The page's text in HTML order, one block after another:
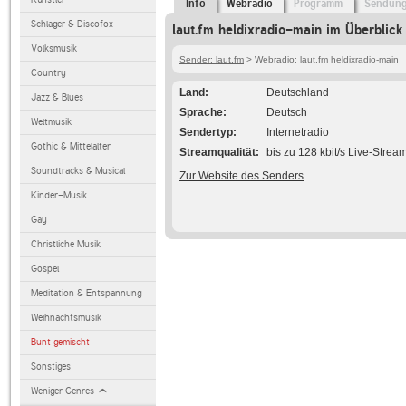
Schlager & Discofox
Volksmusik
Country
Jazz & Blues
Weltmusik
Gothic & Mittelalter
Soundtracks & Musical
Kinder-Musik
Gay
Christliche Musik
Gospel
Meditation & Entspannung
Weihnachtsmusik
Bunt gemischt
Sonstiges
Weniger Genres
Info Webradio Programm
laut.fm heldixradio-main im Überblick
Sender: laut.fm > Webradio: laut.fm heldixradio-main
Land
Deutschland
Sprache
Deutsch
Sendertyp
Internetradio
Streamqualität
bis zu 128 kbit/s Live-
Zur Website des Senders